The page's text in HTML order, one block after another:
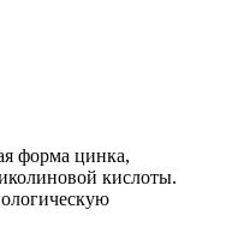
форма цинка,
кислоты.